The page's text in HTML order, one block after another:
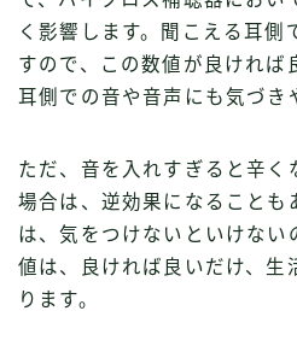
く影響します。聞こえる耳側
すので、この数値が良ければ
耳側での音や音声にも気づき
ただ、音を入れすぎると辛く
場合は、逆効果になることも
は、気をつけないといけない
値は、良ければ良いだけ、生
ります。